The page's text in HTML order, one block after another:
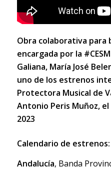
Obra colaborativa para
encargada por la #CESM
Galiana, María José
uno de los estrenos
Protectora Musical de
Antonio Peris Muñoz,
2023
Calendario de estrenos:
Andalucía, Banda